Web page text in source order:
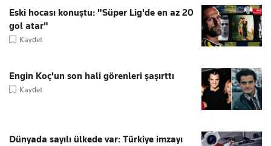
Eski hocası konuştu: "Süper Lig'de en az 20
gol atar"
Kaydet
Engin Koç'un son hali görenleri şaşırttı
Kaydet
Dünyada sayılı ülkede var: Türkiye imzayı